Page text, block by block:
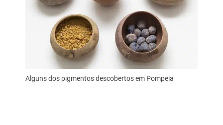
Alguns dos pigmentos descobertos em Pompeia